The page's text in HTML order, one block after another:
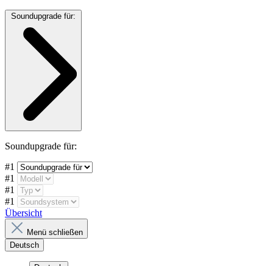
Soundupgrade für:
Soundupgrade für:
#1
#1
#1
#1
Übersicht
Menü schließen
Deutsch